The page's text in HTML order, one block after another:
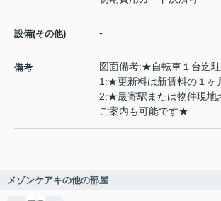
設備(その他) -
備考
図面備考:★自転車１台迄
1:★更新料は新賃料の１
2:★最寄駅または物件現地
ご案内も可能です★
メゾンケアキの他の部屋